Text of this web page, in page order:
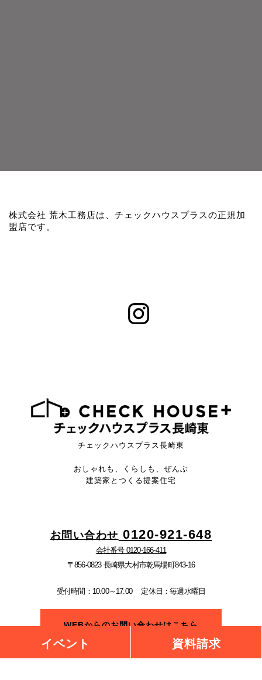
株式会社 荒木工務店は、チェックハウスプラスの正規加
盟店です。
チェックハウスプラス長崎東
おしゃれも、くらしも、ぜんぶ
建築家とつくる提案住宅
お問い合わせ 0120-921-648
会社番号 0120-166-411
〒856-0823 長崎県大村市乾馬場町843-16
受付時間：10:00～17:00 定休日：毎週水曜日
WEBからのお問い合わせはこちら
イベント 資料請求